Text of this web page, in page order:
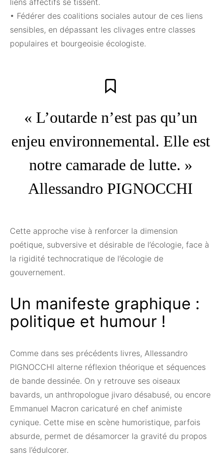
liens affectifs se tissent.
• Fédérer des coalitions sociales autour de ces liens
sensibles, en dépassant les clivages entre classes
populaires et bourgeoisie écologiste.
« L’outarde n’est pas qu’un
enjeu environnemental. Elle est
notre camarade de lutte. »
Allessandro PIGNOCCHI
Cette approche vise à renforcer la dimension
poétique, subversive et désirable de l’écologie, face à
la rigidité technocratique de l’écologie de
gouvernement.
Un manifeste graphique :
politique et humour !
Comme dans ses précédents livres, Allessandro
PIGNOCCHI alterne réflexion théorique et séquences
de bande dessinée. On y retrouve ses oiseaux
bavards, un anthropologue jivaro désabusé, ou encore
Emmanuel Macron caricaturé en chef animiste
cynique. Cette mise en scène humoristique, parfois
absurde, permet de désamorcer la gravité du propos
sans l’édulcorer.